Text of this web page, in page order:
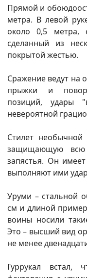
Прямой и
метра. В левой
около 0,5 метра,
сделанный из
покрытой жестью.
Сражение ведут на
прыжки и
позиций, удары
невероятной
Стилет
защищающую всю
запястья. Он
выполняют ими
Уруми – стальной
см и длиной
воины носили
Это – высший вид
не менее
Гуррукал встал,